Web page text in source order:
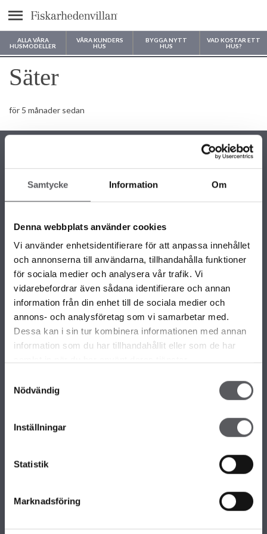
Samtycke Information Om
Denna webbplats använder cookies
Vi använder enhetsidentifierare för att anpassa innehållet
och annonserna till användarna, tillhandahålla funktioner
för sociala medier och analysera vår trafik. Vi
vidarebefordrar även sådana identifierare och annan
information från din enhet till de sociala medier och
annons- och analysföretag som vi samarbetar med.
Dessa kan i sin tur kombinera informationen med annan
information som du har tillhandahållit eller som de har
Nödvändig
Inställningar
Statistik
Marknadsföring
Meny
ALLA VÅRA
HUSMODELLER
VÅRA KUNDERS
HUS
BYGGA NYTT
HUS
VAD KOSTAR ETT
HUS?
Var vill du bygga ditt hus?
Säter
för 5 månader sedan
KONTAKTINFORMATION
info@fiskarhedenvillan.se
Box 882, 781 29 Borlänge
ALLA VÅRA HUSMODELLER
UNIKA HUS
FAMILJÄRKOLLEKTIONEN
FRITIDSHUS
KOMPLEMENTBOSTADSHUS
OM FISKARHEDENVILLAN
Jobba hos oss
Nyhetsbrev
KONTAKTA FISKARHEDENVILLAN
Huvudkontor